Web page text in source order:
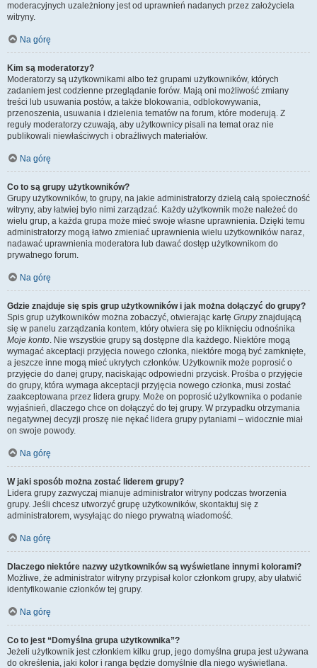
moderacyjnych uzależniony jest od uprawnień nadanych przez założyciela
witryny.
Na górę
Kim są moderatorzy?
Moderatorzy są użytkownikami albo też grupami użytkowników, których
zadaniem jest codzienne przeglądanie forów. Mają oni możliwość zmiany
treści lub usuwania postów, a także blokowania, odblokowywania,
przenoszenia, usuwania i dzielenia tematów na forum, które moderują. Z
reguły moderatorzy czuwają, aby użytkownicy pisali na temat oraz nie
publikowali niewłaściwych i obraźliwych materiałów.
Na górę
Co to są grupy użytkowników?
Grupy użytkowników, to grupy, na jakie administratorzy dzielą całą społeczność
witryny, aby łatwiej było nimi zarządzać. Każdy użytkownik może należeć do
wielu grup, a każda grupa może mieć swoje własne uprawnienia. Dzięki temu
administratorzy mogą łatwo zmieniać uprawnienia wielu użytkowników naraz,
nadawać uprawnienia moderatora lub dawać dostęp użytkownikom do
prywatnego forum.
Na górę
Gdzie znajduje się spis grup użytkowników i jak można dołączyć do grupy?
Spis grup użytkowników można zobaczyć, otwierając kartę Grupyznajdującą
się w panelu zarządzania kontem, który otwiera się po kliknięciu odnośnika
Moje konto. Nie wszystkie grupy są dostępne dla każdego. Niektóre mogą
wymagać akceptacji przyjęcia nowego członka, niektóre mogą być zamknięte,
a jeszcze inne mogą mieć ukrytych członków. Użytkownik może poprosić o
przyjęcie do danej grupy, naciskając odpowiedni przycisk. Prośba o przyjęcie
do grupy, która wymaga akceptacji przyjęcia nowego członka, musi zostać
zaakceptowana przez lidera grupy. Może on poprosić użytkownika o podanie
wyjaśnień, dlaczego chce on dołączyć do tej grupy. W przypadku otrzymania
negatywnej decyzji proszę nie nękać lidera grupy pytaniami – widocznie miał
on swoje powody.
Na górę
W jaki sposób można zostać liderem grupy?
Lidera grupy zazwyczaj mianuje administrator witryny podczas tworzenia
grupy. Jeśli chcesz utworzyć grupę użytkowników, skontaktuj się z
administratorem, wysyłając do niego prywatną wiadomość.
Na górę
Dlaczego niektóre nazwy użytkowników są wyświetlane innymi kolorami?
Możliwe, że administrator witryny przypisał kolor członkom grupy, aby ułatwić
identyfikowanie członków tej grupy.
Na górę
Co to jest “Domyślna grupa użytkownika”?
Jeżeli użytkownik jest członkiem kilku grup, jego domyślna grupa jest używana
do określenia, jaki kolor i ranga będzie domyślnie dla niego wyświetlana.